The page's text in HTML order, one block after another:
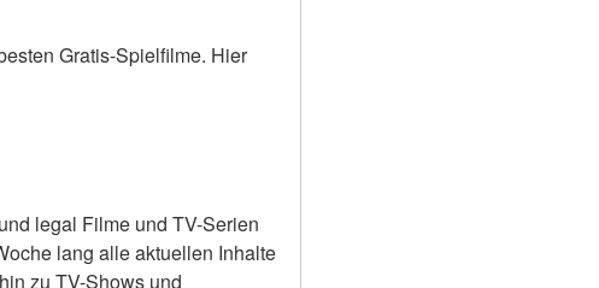
Gratis-Spielfilme. Hier
legal Filme und TV-Serien
lang alle aktuellen Inhalte
zu TV-Shows und